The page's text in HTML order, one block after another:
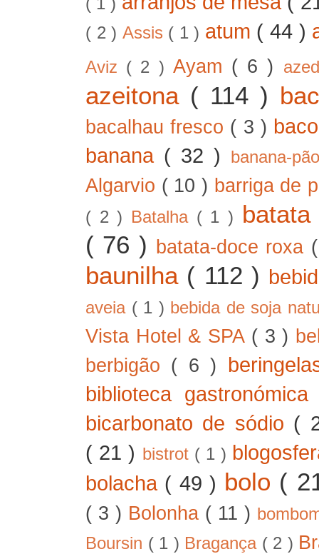
( 2 ) Assis ( 1 ) atum ( 44 )
Aviz ( 2 ) Ayam ( 6 )
azeitona ( 114 )
bacalhau fresco ( 3 )
banana ( 32 ) banana-
Algarvio ( 10 ) barriga de
( 2 ) Batalha ( 1 )
( 76 ) batata-doce roxa
baunilha ( 112 )
aveia ( 1 ) bebida de soja
Vista Hotel & SPA ( 3 )
berbigão ( 6 )
biblioteca
bicarbonato de sódio (
( 21 ) bistrot ( 1 )
bolacha ( 49 ) bolo (
( 3 ) Bolonha ( 11 )
Boursin ( 1 ) Bragança ( 2 )